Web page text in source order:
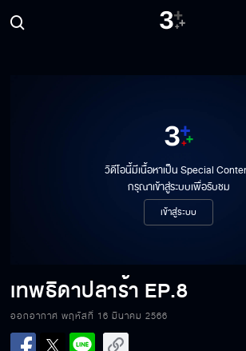
วิดีโอนี้มีเนื้อหาเป็น Special
กรุณาเข้าสู่ระบบเพื่อรับชม
เข้าสู่ระบบ
เทพธิดาปลาร้า EP.8
ออกอากาศ พฤหัสที่ 16 มีนาคม 2566